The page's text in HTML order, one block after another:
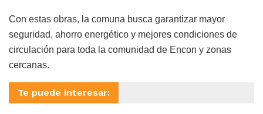
Con estas obras, la comuna busca garantizar mayor
seguridad, ahorro energético y mejores condiciones de
circulación para toda la comunidad de Encon y zonas
cercanas.
Te puede interesar: